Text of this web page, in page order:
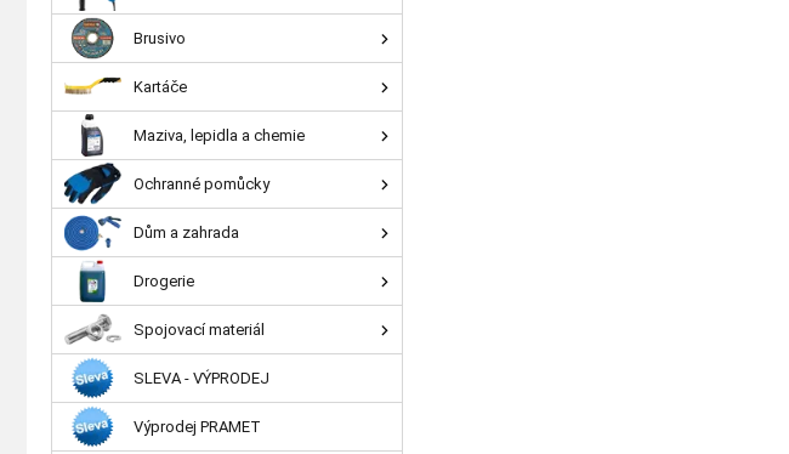
Brusivo
Kartáče
Maziva, lepidla a chemie
Ochranné pomůcky
Dům a zahrada
Drogerie
Spojovací materiál
SLEVA - VÝPRODEJ
Výprodej PRAMET